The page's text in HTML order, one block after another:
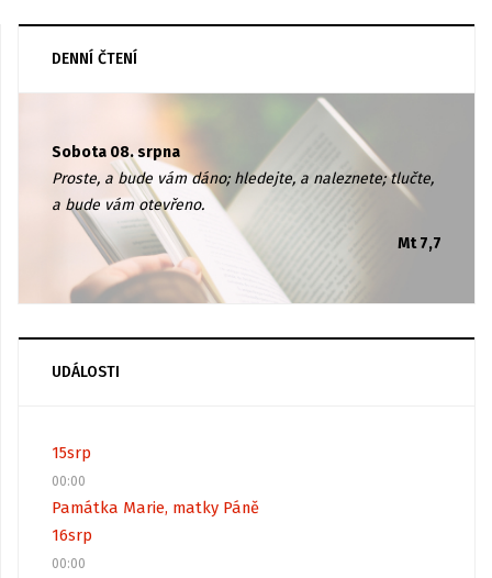
DENNÍ ČTENÍ
Sobota 08. srpna
Proste, a bude vám dáno; hledejte, a naleznete; tlučte,
a bude vám otevřeno.
Mt 7,7
UDÁLOSTI
15srp
00:00
Památka Marie, matky Páně
16srp
00:00